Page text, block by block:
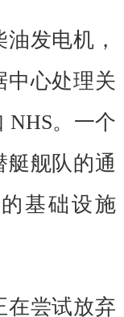
发电机，
中心处理关
NHS。一个
艇舰队的通
基础设施
在尝试放弃